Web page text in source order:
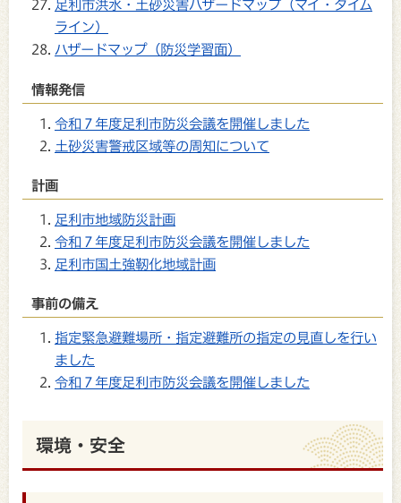
足利市洪水・土砂災害ハザードマップ（マイ・タイム
ライン）
ハザードマップ（防災学習面）
情報発信
令和７年度足利市防災会議を開催しました
土砂災害警戒区域等の周知について
計画
足利市地域防災計画
令和７年度足利市防災会議を開催しました
足利市国土強靭化地域計画
事前の備え
指定緊急避難場所・指定避難所の指定の見直しを行い
ました
令和７年度足利市防災会議を開催しました
環境・安全